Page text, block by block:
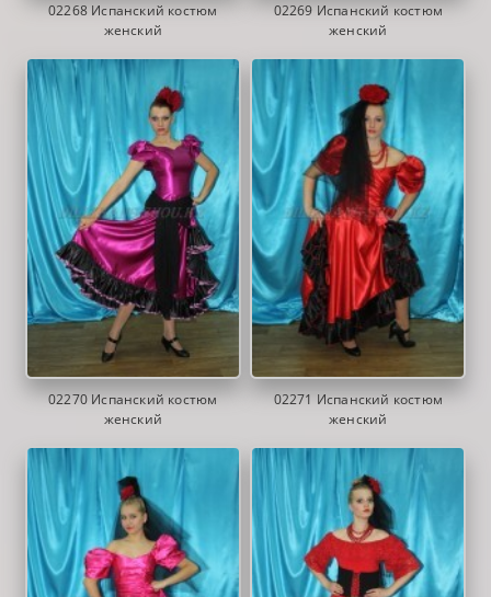
02268 Испанский костюм
женский
02269 Испанский костюм
женский
02270 Испанский костюм
женский
02271 Испанский костюм
женский